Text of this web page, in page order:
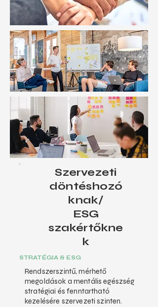
Szervezeti
döntéshozó
knak/
ESG
szakértőkne
k
STRATÉGIA & ESG
Rendszerszintű, mérhető
megoldások a mentális egészség
stratégiai és fenntartható
kezelésére szervezeti szinten.